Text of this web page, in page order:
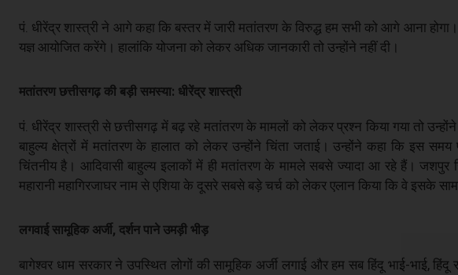
पं. धीरेंद्र शास्त्री ने आगे कहा कि बस्तर में जारी मतांतरण के विरुद्ध हम सभी को आगे आना
यज्ञ आयोजित करेंगे। हालांकि योजना को लेकर अधिक जानकारी तो उन्होंने नहीं दी।
मतांतरण छत्तीसगढ़ की बड़ी समस्या: धीरेंद्र शास्त्री
पं. धीरेंद्र शास्त्री से छत्तीसगढ़ में बढ़ रहे मतांतरण के मामलों को लेकर प्रश्न किया गया तो
बाहुल्य क्षेत्रों में मतांतरण के हालात को लेकर उन्होंने चिंता जताई। उन्होंने कहा कि इस
चिंतनीय है। आदिवासी बाहुल्य इलाकों में ही मतांतरण के मामले सबसे ज्यादा आ रहे हैं।
महारानी महागिरजाघर नाम से एशिया के दूसरे सबसे बड़े चर्च को लेकर एलान किया कि वे इसके
लगवाई सामूहिक अर्जी, दर्शन पाने उमड़ी भीड़
बागेश्वर धाम सरकार ने उपस्थित लोगों की सामूहिक अर्जी लगाई और हम सब हिंदू भाई-भाई,